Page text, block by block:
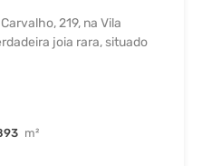
219, na Vila
joia rara, situado
m²